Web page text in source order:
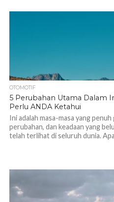
OTOMOTIF
5 Perubahan Utama Dalam
Perlu ANDA Ketahui
Ini adalah masa-masa yang
perubahan, dan keadaan yang
telah terlihat di seluruh dunia.